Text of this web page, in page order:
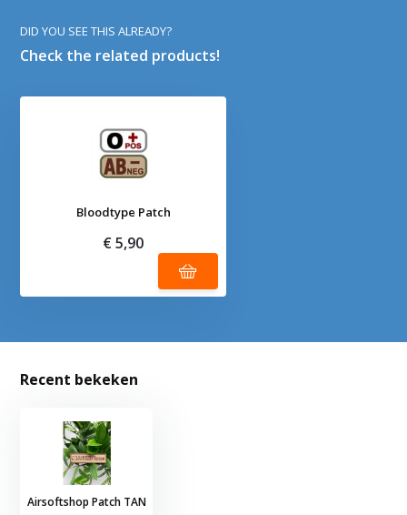
DID YOU SEE THIS ALREADY?
Check the related products!
Bloodtype Patch
€ 5,90
Recent bekeken
Airsoftshop Patch TAN